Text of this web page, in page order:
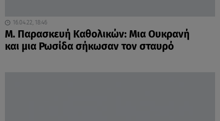
16.04.22, 18:46
M. Παρασκευή Καθολικών: Μια Ουκρανή
και μια Ρωσίδα σήκωσαν τον σταυρό